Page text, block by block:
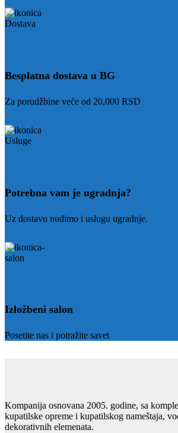
Besplatna dostava u BG
Za porudžbine veće od 20,000 RSD
Potrebna vam je ugradnja?
Uz dostavu nudimo i uslugu ugradnje.
Izložbeni salon
Posetite nas i potražite savet
Kompanija osnovana 2005. godine, sa
kupatilske opreme i kupatilskog nameštaja,
dekorativnih elemenata.